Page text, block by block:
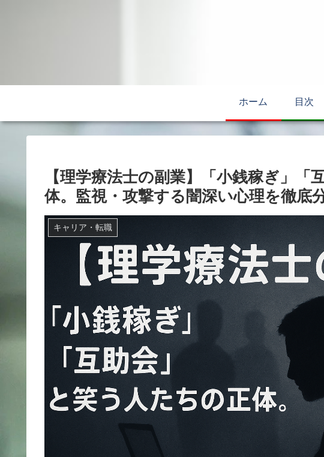
ホーム 目次
【理学療法士の副業】「小銭稼ぎ」「
体。監視・攻撃する闇深い心理を徹底
キャリア・転職